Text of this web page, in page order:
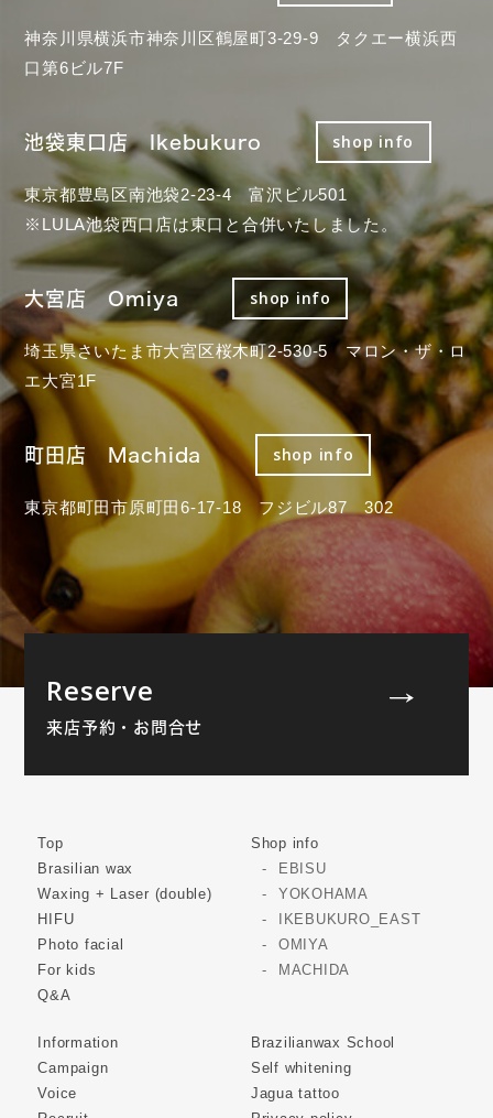
神奈川県横浜市神奈川区鶴屋町3-29-9 タクエー横浜西
口第6ビル7F
池袋東口店 Ikebukuro shop info
東京都豊島区南池袋2-23-4 富沢ビル501
※LULA池袋西口店は東口と合併いたしました。
大宮店 Omiya shop info
埼玉県さいたま市大宮区桜木町2-530-5 マロン・ザ・ロ
エ大宮1F
町田店 Machida shop info
東京都町田市原町田6-17-18 フジビル87 302
Reserve
来店予約・お問合せ
Top
Brasilian wax
Waxing + Laser (double)
HIFU
Photo facial
For kids
Q&A
Shop info
EBISU
YOKOHAMA
IKEBUKURO_EAST
OMIYA
MACHIDA
Information
Campaign
Voice
Brazilianwax School
Self whitening
Jagua tattoo